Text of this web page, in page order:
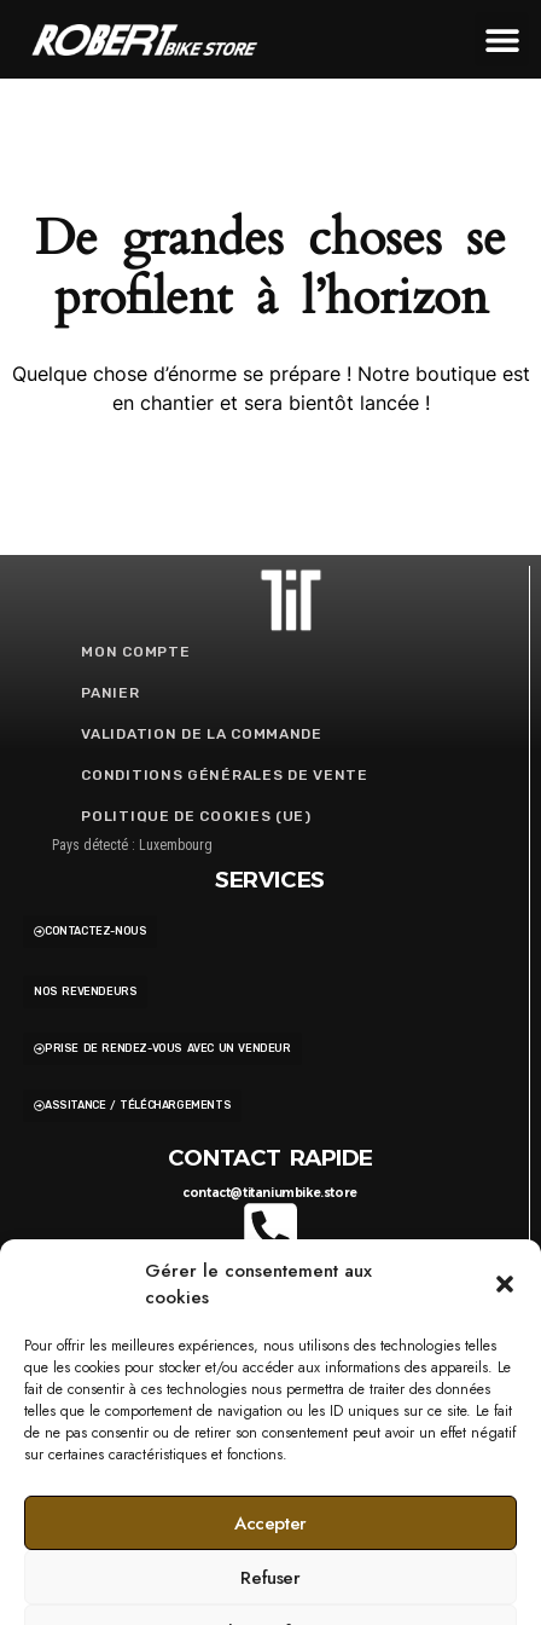
Gérer le consentement aux
cookies
Pour offrir les meilleures expériences, nous utilisons des technologies telles
que les cookies pour stocker et/ou accéder aux informations des appareils. Le
fait de consentir à ces technologies nous permettra de traiter des données
telles que le comportement de navigation ou les ID uniques sur ce site. Le fait
de ne pas consentir ou de retirer son consentement peut avoir un effet négatif
sur certaines caractéristiques et fonctions.
Accepter
Refuser
De grandes choses se
profilent à l’horizon
Quelque chose d’énorme se prépare ! Notre boutique est
en chantier et sera bientôt lancée !
MON COMPTE
PANIER
VALIDATION DE LA COMMANDE
CONDITIONS GÉNÉRALES DE VENTE
POLITIQUE DE COOKIES (UE)
Pays détecté : Luxembourg
SERVICES
CONTACTEZ-NOUS
NOS REVENDEURS
PRISE DE RENDEZ-VOUS AVEC UN VENDEUR
ASSITANCE / TÉLÉCHARGEMENTS
CONTACT RAPIDE
contact@titaniumbike.store
0035 26 61 40 36 17
749 RUE DU BOIS D'ORLY, 57685 AUGNY
NOS MARQUES